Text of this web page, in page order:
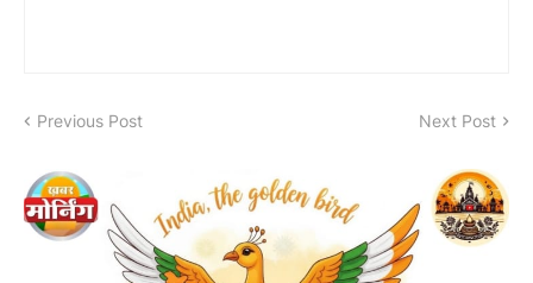
Previous Post Next Post